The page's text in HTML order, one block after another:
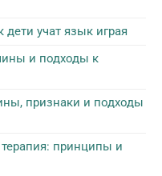
учат язык играя
и подходы к
признаки и подходы
принципы и